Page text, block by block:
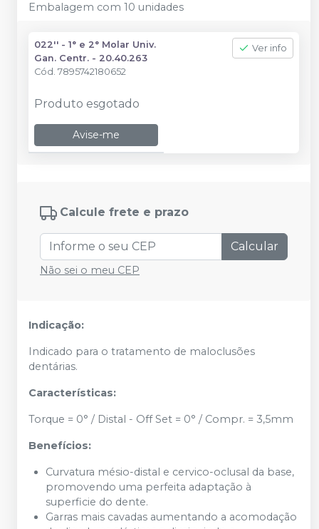
Embalagem com 10 unidades
022'' - 1° e 2° Molar Univ.
Gan. Centr. - 20.40.263
Cód. 7895742180652
Ver info
Produto esgotado
Avise-me
Calcule frete e prazo
Calcular
Não sei o meu CEP
Indicação:
Indicado para o tratamento de maloclusões
dentárias.
Características:
Torque = 0° / Distal - Off Set = 0° / Compr. = 3,5mm
Benefícios:
Curvatura mésio-distal e cervico-oclusal da base,
promovendo uma perfeita adaptação à
superficie do dente.
Garras mais cavadas aumentando a acomodação